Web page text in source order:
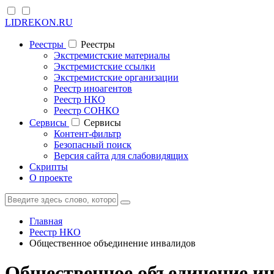
LIDREKON.RU
Реестры
Реестры
Экстремистские материалы
Экстремистские ссылки
Экстремистские организации
Реестр иноагентов
Реестр НКО
Реестр СОНКО
Cервисы
Cервисы
Контент-фильтр
Безопасный поиск
Версия сайта для слабовидящих
Скрипты
О проекте
Главная
Реестр НКО
Общественное объединение инвалидов